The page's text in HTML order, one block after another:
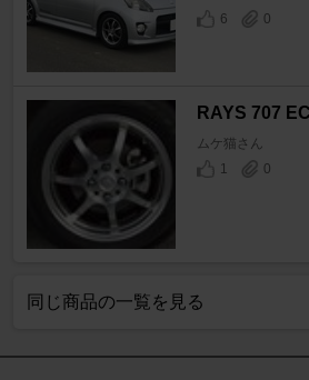
6
0
RAYS 707
ムケ猫さん
1
0
同じ商品の一覧を見る